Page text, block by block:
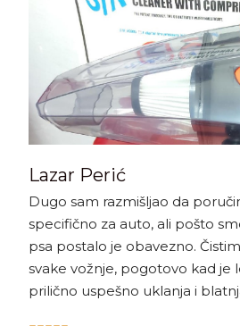
Lazar Perić
Dugo sam razmišljao da
specifično za auto, ali pošto
psa postalo je obavezno.
svake vožnje, pogotovo kad je
prilično uspešno uklanja i